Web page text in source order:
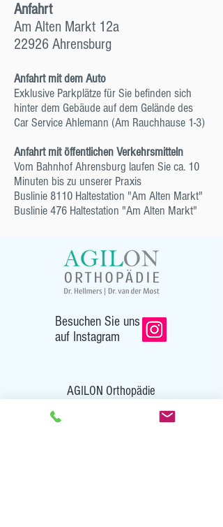
Anfahrt
Am Alten Markt 12a
22926 Ahrensburg
Anfahrt mit dem Auto
Exklusive Parkplätze für Sie befinden sich
hinter dem Gebäude auf dem Gelände des
Car Service Ahlemann (Am Rauchhause 1-3)
Anfahrt mit öffentlichen Verkehrsmitteln
Vom Bahnhof Ahrensburg laufen Sie ca. 10
Minuten bis zu unserer Praxis
Buslinie 8110 Haltestation "Am Alten Markt"
Buslinie 476 Haltestation "Am Alten Markt"
Besuchen Sie uns
auf Instagram
AGILON Orthopädie